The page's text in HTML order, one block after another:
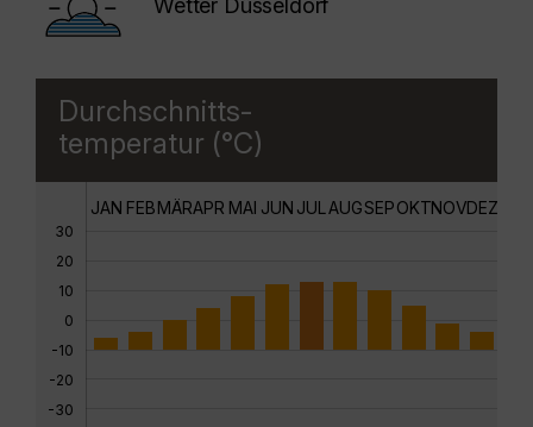
Wetter Düsseldorf
Durchschnitts-
temperatur (°C)
30
20
10
0
-10
-20
-30
JAN FEBMÄRAPR MAI JUN JUL AUGSEPOKTNOVDEZ